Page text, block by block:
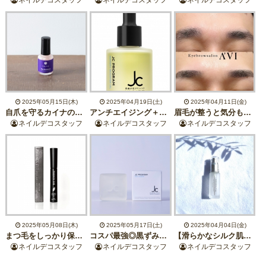
2025年05月15日(木)
自爪を守るカイナのベースコート
ネイルデコスタッフ
2025年04月19日(土)
アンチエイジング＋ターンオーバーを整える！ブースターオイルのご紹介♪
ネイルデコスタッフ
2025年04月11日(金)
眉毛が整うと気分もUP！【メンズ眉毛スタイリング】
ネイルデコスタッフ
2025年05月08日(木)
まつ毛をしっかり保護、補修するトリートメント＆コーティングにブラックが登場！
ネイルデコスタッフ
2025年05月17日(土)
コスパ最強◎黒ずみオフ&ニキビ予防石鹸♪
ネイルデコスタッフ
2025年04月04日(金)
【滑らかなシルク肌へ】iPS細胞培養上清液配合の導入美容液が新登場！
ネイルデコスタッフ